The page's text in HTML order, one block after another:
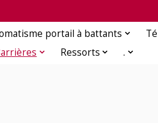
portail à battants
Ressorts .